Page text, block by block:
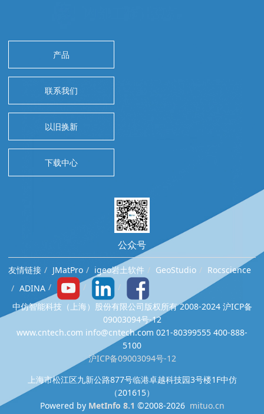
产品
联系我们
以旧换新
下载中心
公众号
友情链接 JMatPro igeo岩土软件 GeoStudio
Rocscience
ADINA
中仿智能科技（上海）股份有限公司版权所有 2008-2024 沪ICP备
09003094号-12
www.cntech.com info@cntech.com 021-80399555 400-888-
5100
沪ICP备09003094号-12
上海市松江区九新公路877号临港卓越科技园3号楼1F中仿
（201615）
Powered by MetInfo 8.1 ©2008-2026 mituo.cn